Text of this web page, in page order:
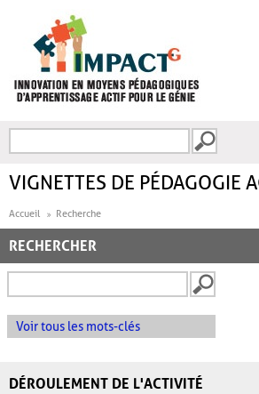
FORMULAIRE DE
VIGNETTES DE PÉDAGOGIE
Accueil Recherche
RECHERCHER
Voir tous les mots-clés
DÉROULEMENT DE L'ACTIVITÉ